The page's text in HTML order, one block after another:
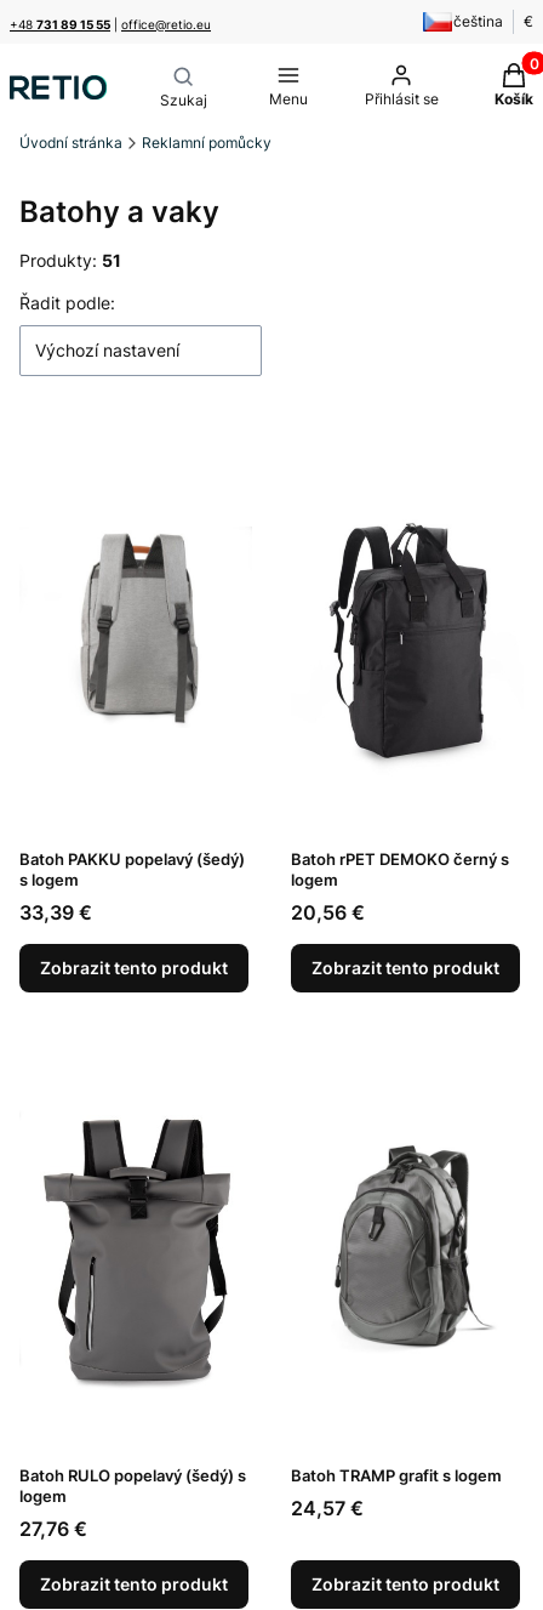
+48 731 89 15 55 office@retio.eu čeština €
Menu Přihlásit se Košík
Úvodní stránka Reklamní pomůcky
Batohy a vaky
Produkty: 51
Seznam produktů
Řadit podle:
Výchozí nastavení
Batoh PAKKU popelavý (šedý)
s logem
Cena
33,39 €
Zobrazit tento produkt
Batoh rPET DEMOKO černý s
logem
Cena
20,56 €
Zobrazit tento produkt
Batoh RULO popelavý (šedý) s
logem
Cena
27,76 €
Zobrazit tento produkt
Batoh TRAMP grafit s logem
Cena
24,57 €
Zobrazit tento produkt